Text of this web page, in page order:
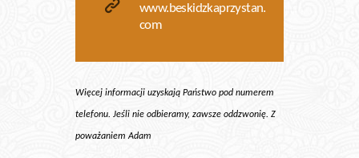
www.beskidzkaprzystan.
com
Więcej informacji uzyskają Państwo pod numerem
telefonu. Jeśli nie odbieramy, zawsze oddzwonię. Z
poważaniem Adam